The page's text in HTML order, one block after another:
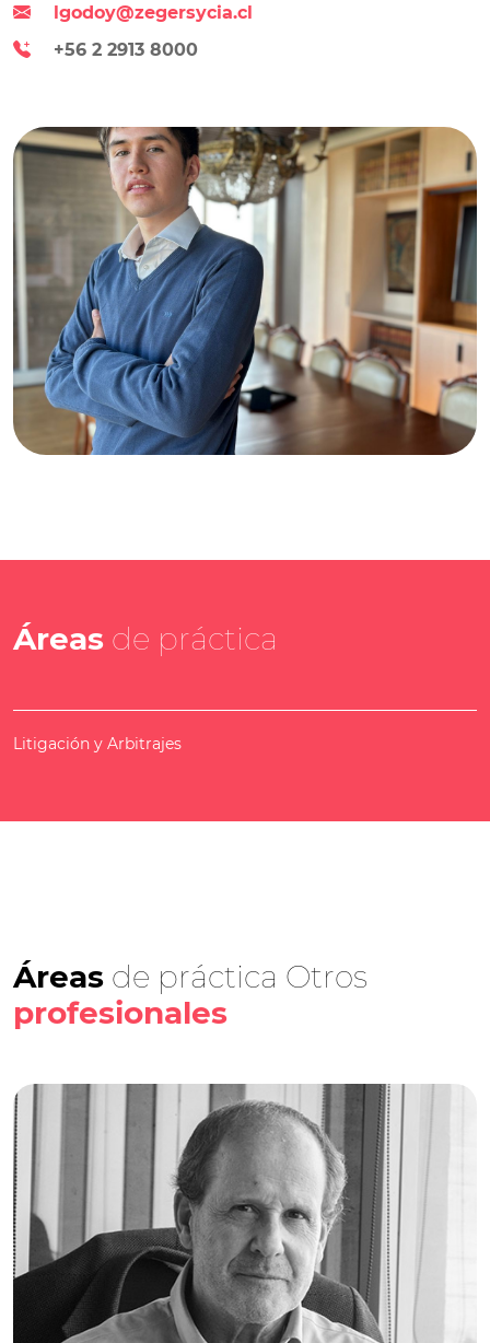
lgodoy@zegersycia.cl
+56 2 2913 8000
Áreas de práctica
Litigación y Arbitrajes
Áreas de práctica Otros
profesionales